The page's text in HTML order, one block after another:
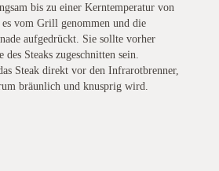
bis zu einer Kerntemperatur von
vom Grill genommen und die
aufgedrückt. Sie sollte vorher
Steaks zugeschnitten sein.
Steak direkt vor den Infrarotbrenner,
bräunlich und knusprig wird.